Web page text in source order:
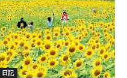
日記